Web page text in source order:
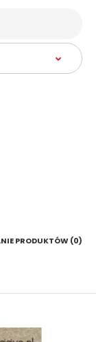
PRODUKTÓW (0)